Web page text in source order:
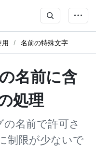
用 名前の特殊文字
名前に含
処理
名前で許可さ
制限が少ないで